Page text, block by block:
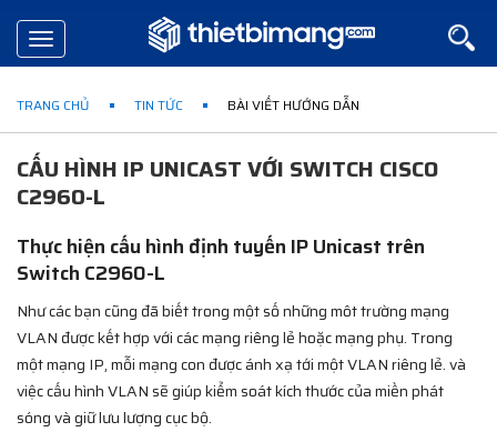
Toggle
navigation
TRANG CHỦ TIN TỨC BÀI VIẾT HƯỚNG DẪN
CẤU HÌNH IP UNICAST VỚI SWITCH CISCO
C2960-L
Thực hiện cấu hình định tuyến IP Unicast trên
Switch C2960-L
Như các bạn cũng đã biết trong một số những môt trường mạng
VLAN được kết hợp với các mạng riêng lẻ hoặc mạng phụ. Trong
một mạng IP, mỗi mạng con được ánh xạ tới một VLAN riêng lẻ. và
việc cấu hình VLAN sẽ giúp kiểm soát kích thước của miền phát
sóng và giữ lưu lượng cục bộ.